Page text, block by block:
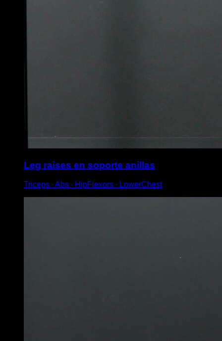
Leg raises en soporte anillas
Triceps ∙ Abs ∙ HipFlexors ∙ LowerChest